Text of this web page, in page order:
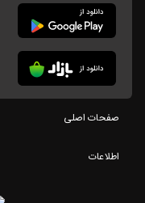
صفحات اصلی
اطلاعات